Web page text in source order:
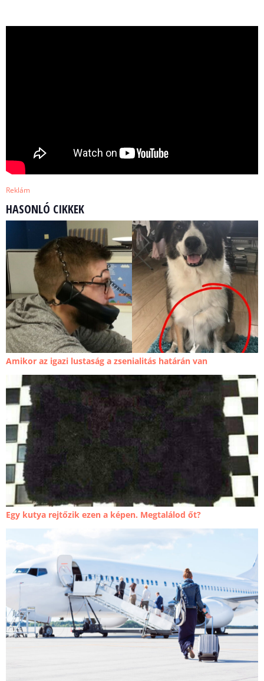
Reklám
HASONLÓ CIKKEK
Amikor az igazi lustaság a zsenialitás határán van
Egy kutya rejtőzik ezen a képen. Megtalálod őt?